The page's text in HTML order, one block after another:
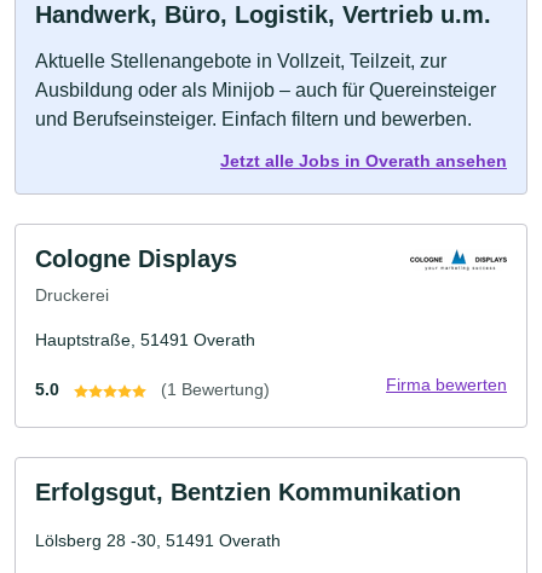
Handwerk, Büro, Logistik, Vertrieb u.m.
Aktuelle Stellenangebote in Vollzeit, Teilzeit, zur
Ausbildung oder als Minijob – auch für Quereinsteiger
und Berufseinsteiger. Einfach filtern und bewerben.
Jetzt alle Jobs in Overath ansehen
Cologne Displays
Druckerei
Hauptstraße, 51491 Overath
5.0 (1 Bewertung) Firma bewerten
Erfolgsgut, Bentzien Kommunikation
Lölsberg 28 -30, 51491 Overath